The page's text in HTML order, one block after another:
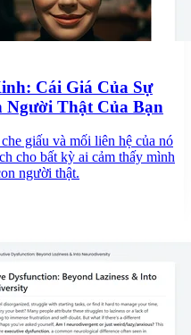
Cái Giá Của Sự
Người Thật Của Bạn
giấu và mối liên hệ của nó
cho bất kỳ ai cảm thấy mình
người thật.